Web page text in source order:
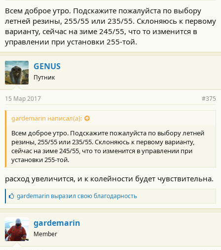
с
т
и
Всем доброе утро. Подскажите пожалуйста по выбору
летней резины, 255/55 или 235/55. Склоняюсь к первому
варианту, сейчас на зиме 245/55, что то изменится в
управлении при установки 255-той.
GENUS
Путник
15 Мар 2017 #375
gardemarin написал(а):
Всем доброе утро. Подскажите пожалуйста по выбору летней
резины, 255/55 или 235/55. Склоняюсь к первому варианту,
сейчас на зиме 245/55, что то изменится в управлении при
установки 255-той.
расход увеличится, и к колейности будет чувствительна.
Б
л
а
г
о
д
а
gardemarinвыразил свою благодарность
gardemarin
Member